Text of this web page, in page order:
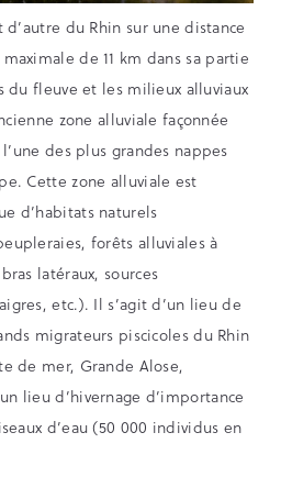
du Rhin sur une distance
de 11 km dans sa partie
du fleuve et les milieux alluviaux
zone alluviale façonnée
des plus grandes nappes
Cette zone alluviale est
d’habitats naturels
forêts alluviales à
latéraux, sources
etc.). Il s’agit d’un lieu de
migrateurs piscicoles du Rhin
de mer, Grande Alose,
lieu d’hivernage d’importance
d’eau (50 000 individus en